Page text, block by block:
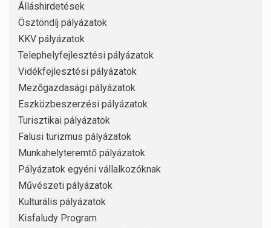
Álláshirdetések
Ösztöndíj pályázatok
KKV pályázatok
Telephelyfejlesztési pályázatok
Vidékfejlesztési pályázatok
Mezőgazdasági pályázatok
Eszközbeszerzési pályázatok
Turisztikai pályázatok
Falusi turizmus pályázatok
Munkahelyteremtő pályázatok
Pályázatok egyéni vállalkozóknak
Művészeti pályázatok
Kulturális pályázatok
Kisfaludy Program